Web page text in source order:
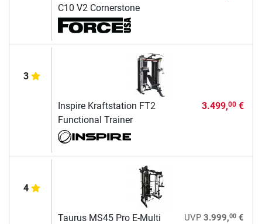
C10 V2 Cornerstone
3
Inspire Kraftstation FT2
Functional Trainer
3.499,00€
4
Taurus MS45 Pro E-Multi
UVP 3.999,00€